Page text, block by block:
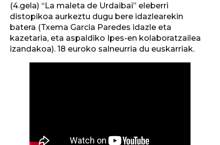
(4.gela) “La maleta de Urdaibai” eleberri
distopikoa aurkeztu dugu bere idazlearekin
batera (Txema Garcia Paredes idazle eta
kazetaria, eta aspaldiko Ipes-en kolaboratzailea
izandakoa). 18 euroko salneurria du euskarriak.